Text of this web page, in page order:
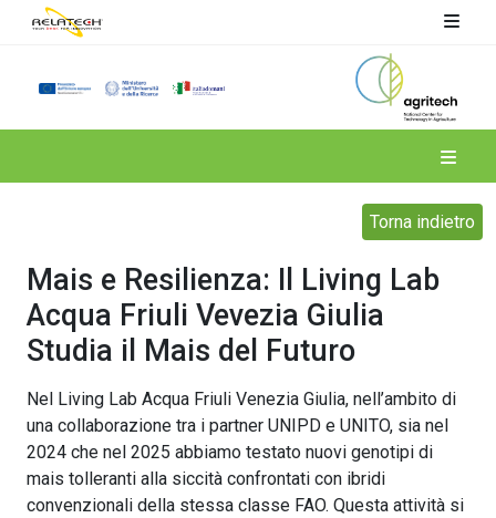
Torna indietro
Mais e Resilienza: Il Living Lab
Acqua Friuli Vevezia Giulia
Studia il Mais del Futuro
Nel Living Lab Acqua Friuli Venezia Giulia, nell’ambito di
una collaborazione tra i partner UNIPD e UNITO, sia nel
2024 che nel 2025 abbiamo testato nuovi genotipi di
mais tolleranti alla siccità confrontati con ibridi
convenzionali della stessa classe FAO. Questa attività si